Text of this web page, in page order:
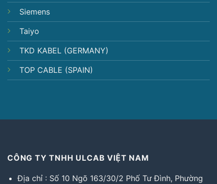
Siemens
Taiyo
TKD KABEL (GERMANY)
TOP CABLE (SPAIN)
CÔNG TY TNHH ULCAB VIỆT NAM
Địa chỉ : Số 10 Ngõ 163/30/2 Phố Tư Đình, Phường